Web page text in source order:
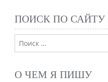
ПОИСК ПО САЙТУ
О ЧЕМ Я ПИШУ